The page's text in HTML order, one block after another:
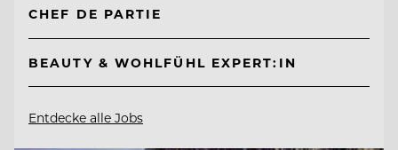
CHEF DE PARTIE
BEAUTY & WOHLFÜHL EXPERT:IN
Entdecke alle Jobs